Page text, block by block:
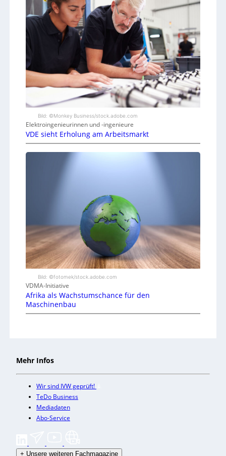
Bild: ©Monkey Business/stock.adobe.com
Elektroingenieurinnen und -ingenieure
VDE sieht Erholung am Arbeitsmarkt
Bild: ©fotomek/stock.adobe.com
VDMA-Initiative
Afrika als Wachstumschance für den
Maschinenbau
Mehr Infos
Wir sind IVW geprüft!
TeDo Business
Mediadaten
Abo-Service
+ Unsere weiteren Fachmagazine